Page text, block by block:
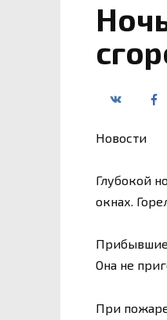
Новости
Глубокой
окнах.
Прибывшие
Она не
При пожаре